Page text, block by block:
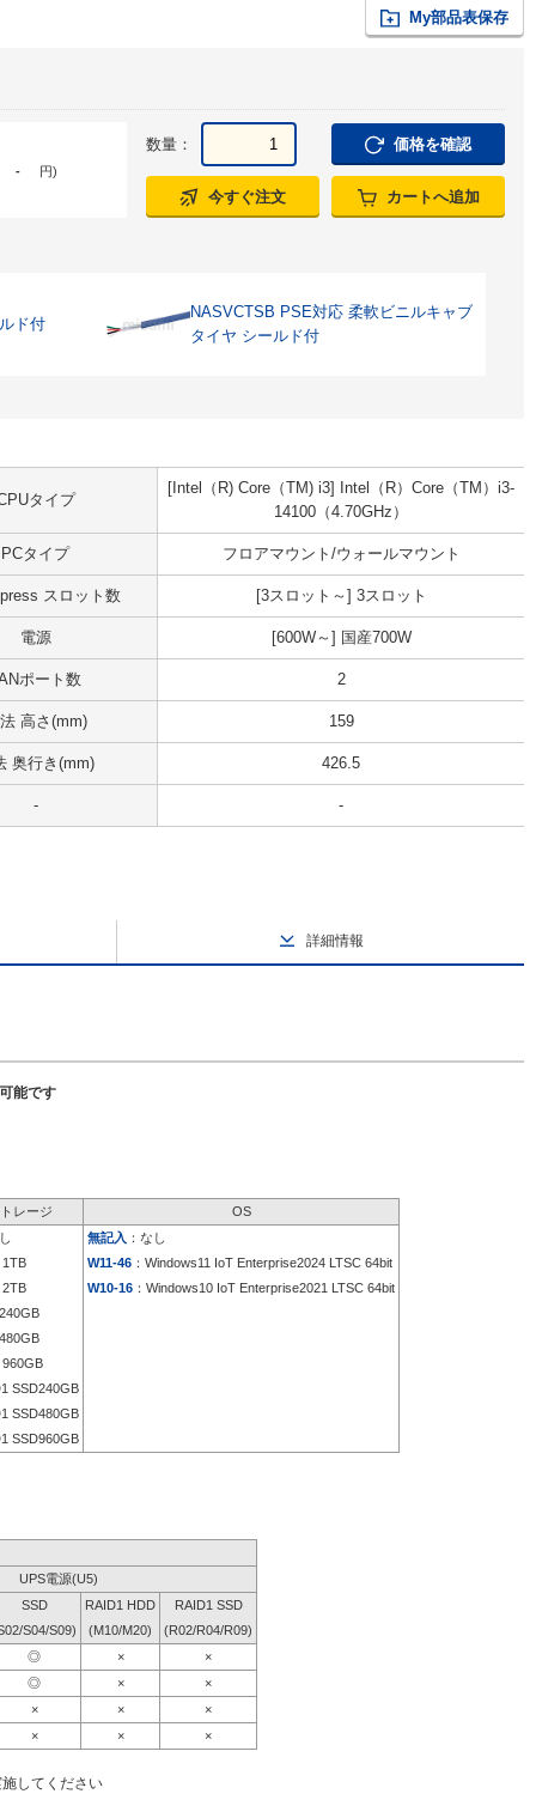
My部品表保存
- 円)
数量： 価格を確認
今すぐ注文 カートへ追加
ド付
NASVCTSB PSE対応 柔軟ビニルキャブ
タイヤ シールド付
タイプ
[Intel（R) Core（TM) i3] Intel（R）Core（TM）i3-
14100（4.70GHz）
PCタイプ フロアマウント/ウォールマウント
スロット数 [3スロット～] 3スロット
電源 [600W～] 国産700W
ポート数 2
高さ(mm) 159
奥行き(mm) 426.5
- -
詳細情報
能です
レージ OS
無記入 ：なし
1TB W11-46 ：Windows11 IoT Enterprise2024 LTSC 64bit
2TB W10-16 ：Windows10 IoT Enterprise2021 LTSC 64bit
960GB
SSD240GB
SSD480GB
SSD960GB
UPS電源(U5)
SSD RAID1 HDD
RAID1 SSD
S04/S09) (M10/M20)
(R02/R04/R09)
◎ ×
×
◎ ×
×
× ×
×
× × ×
してください